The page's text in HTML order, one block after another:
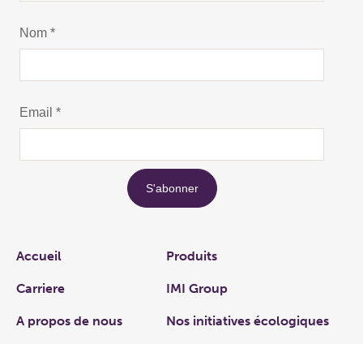
Links
Accueil Produits
Carriere IMI Group
A propos de nous Nos initiatives écologiques